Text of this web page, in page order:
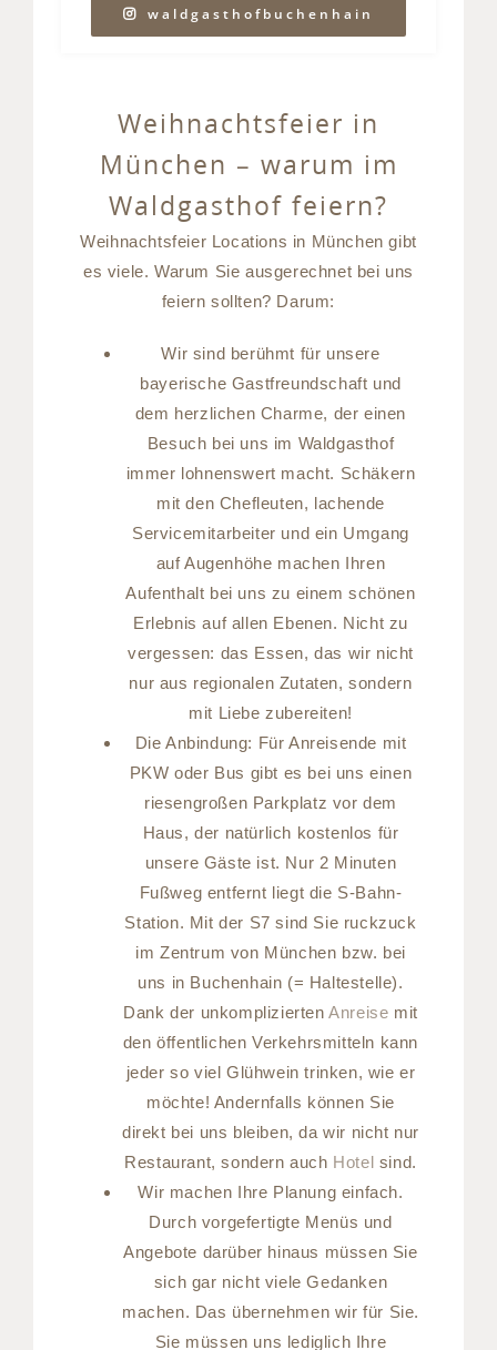
waldgasthofbuchenhain
Weihnachtsfeier in
München – warum im
Waldgasthof feiern?
Weihnachtsfeier Locations in München gibt
es viele. Warum Sie ausgerechnet bei uns
feiern sollten? Darum:
Wir sind berühmt für unsere
bayerische Gastfreundschaft und
dem herzlichen Charme, der einen
Besuch bei uns im Waldgasthof
immer lohnenswert macht. Schäkern
mit den Chefleuten, lachende
Servicemitarbeiter und ein Umgang
auf Augenhöhe machen Ihren
Aufenthalt bei uns zu einem schönen
Erlebnis auf allen Ebenen. Nicht zu
vergessen: das Essen, das wir nicht
nur aus regionalen Zutaten, sondern
mit Liebe zubereiten!
Die Anbindung: Für Anreisende mit
PKW oder Bus gibt es bei uns einen
riesengroßen Parkplatz vor dem
Haus, der natürlich kostenlos für
unsere Gäste ist. Nur 2 Minuten
Fußweg entfernt liegt die S-Bahn-
Station. Mit der S7 sind Sie ruckzuck
im Zentrum von München bzw. bei
uns in Buchenhain (= Haltestelle).
Dank der unkompliziertenAnreise mit
den öffentlichen Verkehrsmitteln kann
jeder so viel Glühwein trinken, wie er
möchte! Andernfalls können Sie
direkt bei uns bleiben, da wir nicht nur
Restaurant, sondern auch Hotel sind.
Wir machen Ihre Planung einfach.
Durch vorgefertigte Menüs und
Angebote darüber hinaus müssen Sie
sich gar nicht viele Gedanken
machen. Das übernehmen wir für Sie.
Sie müssen uns lediglich Ihre